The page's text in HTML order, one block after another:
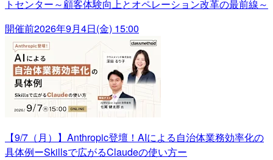
トセンター～顧客体験向上とオペレーション改革の最前線～
開催前2026年9月4日(金) 15:00
【9/7（月）】Anthropic登壇！AIによる自治体業務効率化の
具体例ーSkillsで広がるClaudeの使い方ー